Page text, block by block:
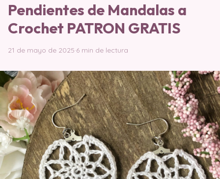
Pendientes de Mandalas a
Crochet PATRON GRATIS
21 de mayo de 2025·6 min de lectura